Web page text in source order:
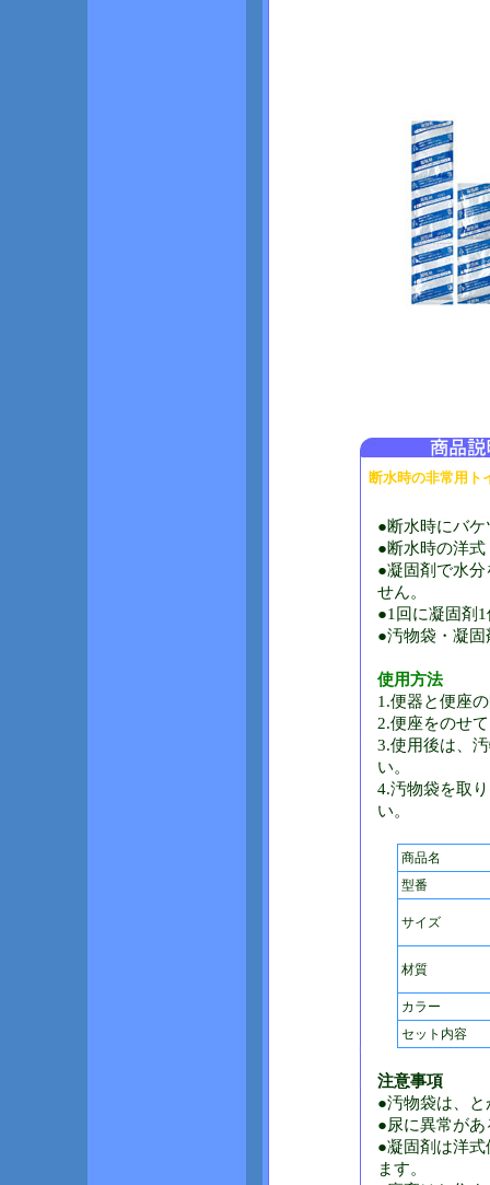
断水時の非常用ト
●断水時にバ
●断水時の洋
●凝固剤で水
せん。
●1回に凝固剤
●汚物袋・凝
使用方法
1.便器と便座
2.便座をのせ
3.使用後は、
い。
4.汚物袋を取
い。
商品名
型番
サイズ
材質
カラー
セット内容
注意事項
●汚物袋は、
●尿に異常が
●凝固剤は洋
ます。